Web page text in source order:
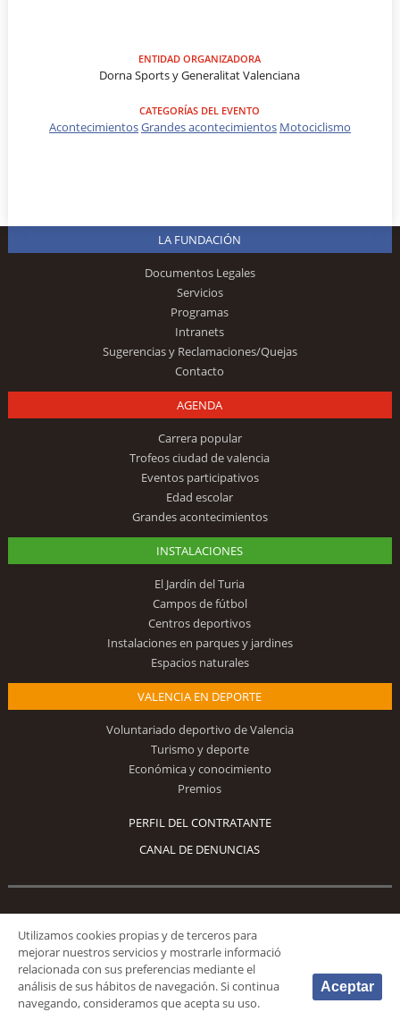
ENTIDAD ORGANIZADORA
Dorna Sports y Generalitat Valenciana
CATEGORÍAS DEL EVENTO
AcontecimientosGrandes acontecimientos Motociclismo
LA FUNDACIÓN
Documentos Legales
Servicios
Programas
Intranets
Sugerencias y Reclamaciones/Quejas
Contacto
AGENDA
Carrera popular
Trofeos ciudad de valencia
Eventos participativos
Edad escolar
Grandes acontecimientos
INSTALACIONES
El Jardín del Turia
Campos de fútbol
Centros deportivos
Instalaciones en parques y jardines
Espacios naturales
VALENCIA EN DEPORTE
Voluntariado deportivo de Valencia
Turismo y deporte
Económica y conocimiento
Premios
PERFIL DEL CONTRATANTE
CANAL DE DENUNCIAS
Síguenos
Utilizamos cookies propias y de terceros para
mejorar nuestros servicios y mostrarle informació
relacionada con sus preferencias mediante el
análisis de sus hábitos de navegación. Si continua
navegando, consideramos que acepta su uso.
Aceptar